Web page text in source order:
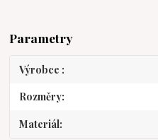
Parametry
Výrobce
Rozměry
Materiál